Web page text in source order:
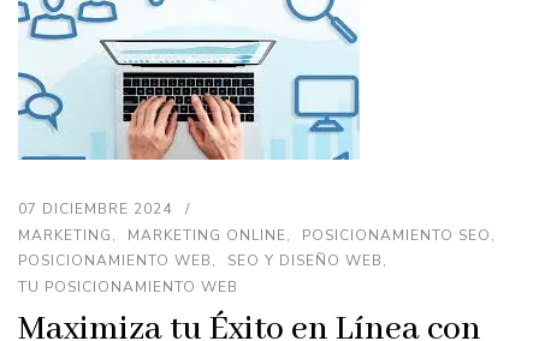
07 DICIEMBRE 2024
MARKETING
MARKETING ONLINE
POSICIONAMIENTO SEO
POSICIONAMIENTO WEB
SEO Y DISEÑO WEB
TU POSICIONAMIENTO WEB
Maximiza tu Éxito en Línea con